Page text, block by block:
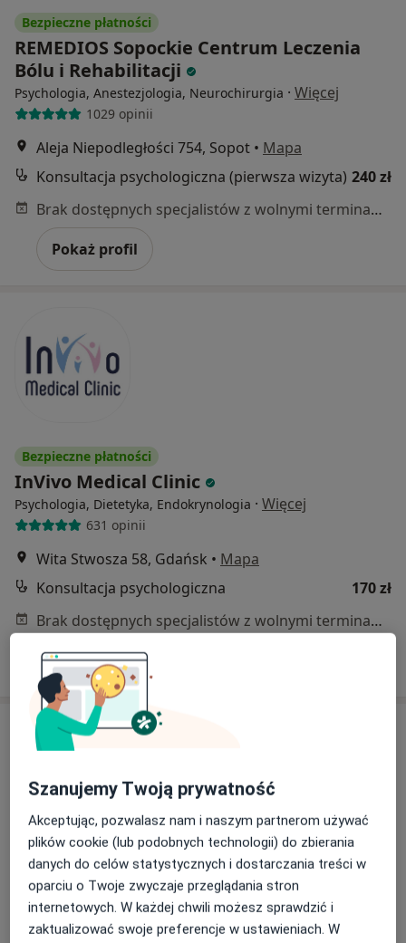
Bezpieczne płatności
REMEDIOS Sopockie Centrum Leczenia
Bólu i Rehabilitacji
Psychologia, Anestezjologia, Neurochirurgia · Więcej
1029 opinii
Aleja Niepodległości 754, Sopot • Mapa
Konsultacja psychologiczna (pierwsza wizyta) 240 zł
Brak dostępnych specjalistów z wolnymi terminami w tym centrum medycznym.
Pokaż profil
Bezpieczne płatności
InVivo Medical Clinic
Psychologia, Dietetyka, Endokrynologia · Więcej
631 opinii
Wita Stwosza 58, Gdańsk • Mapa
Konsultacja psychologiczna
170 zł
Brak dostępnych specjalistów z wolnymi terminami w tym centrum medycznym.
Pokaż profil
Centrum Terapii i Seksuologii LIBERE
Psychologia, Psychologia dziecięca, Psychoterapia
142 opinie
Szanujemy Twoją prywatność
Akceptując, pozwalasz nam i naszym partnerom używać
plików cookie (lub podobnych technologii) do zbierania
danych do celów statystycznych i dostarczania treści w
oparciu o Twoje zwyczaje przeglądania stron
internetowych. W każdej chwili możesz sprawdzić i
zaktualizować swoje preferencje w ustawieniach. W